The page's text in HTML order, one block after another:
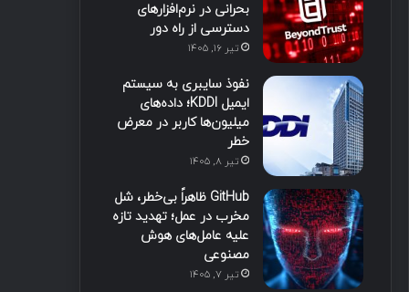
بحرانی در نرم‌افزارهای
دسترسی از راه دور
تیر ۱۶, ۱۴۰۵
نفوذ سایبری به سیستم
ایمیل KDDI؛ داده‌های
میلیون‌ها کاربر در معرض
خطر
تیر ۸, ۱۴۰۵
GitHub ظاهراً بی‌خطر، شل
مخرب در عمل؛ تهدید تازه
علیه عامل‌های هوش
مصنوعی
تیر ۷, ۱۴۰۵